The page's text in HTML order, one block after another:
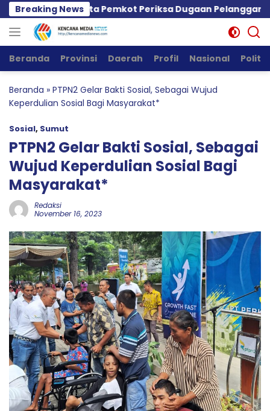
Langsung
ke
konten
Breaking News
PPWI Minta Pemkot Periksa Dugaan Pelanggaran GSJ
Beranda Provinsi Daerah Profil Nasional Politik
Beranda » PTPN2 Gelar Bakti Sosial, Sebagai Wujud
Keperdulian Sosial Bagi Masyarakat*
Sosial, Sumut
PTPN2 Gelar Bakti Sosial, Sebagai
Wujud Keperdulian Sosial Bagi
Masyarakat*
Redaksi
November 16, 2023